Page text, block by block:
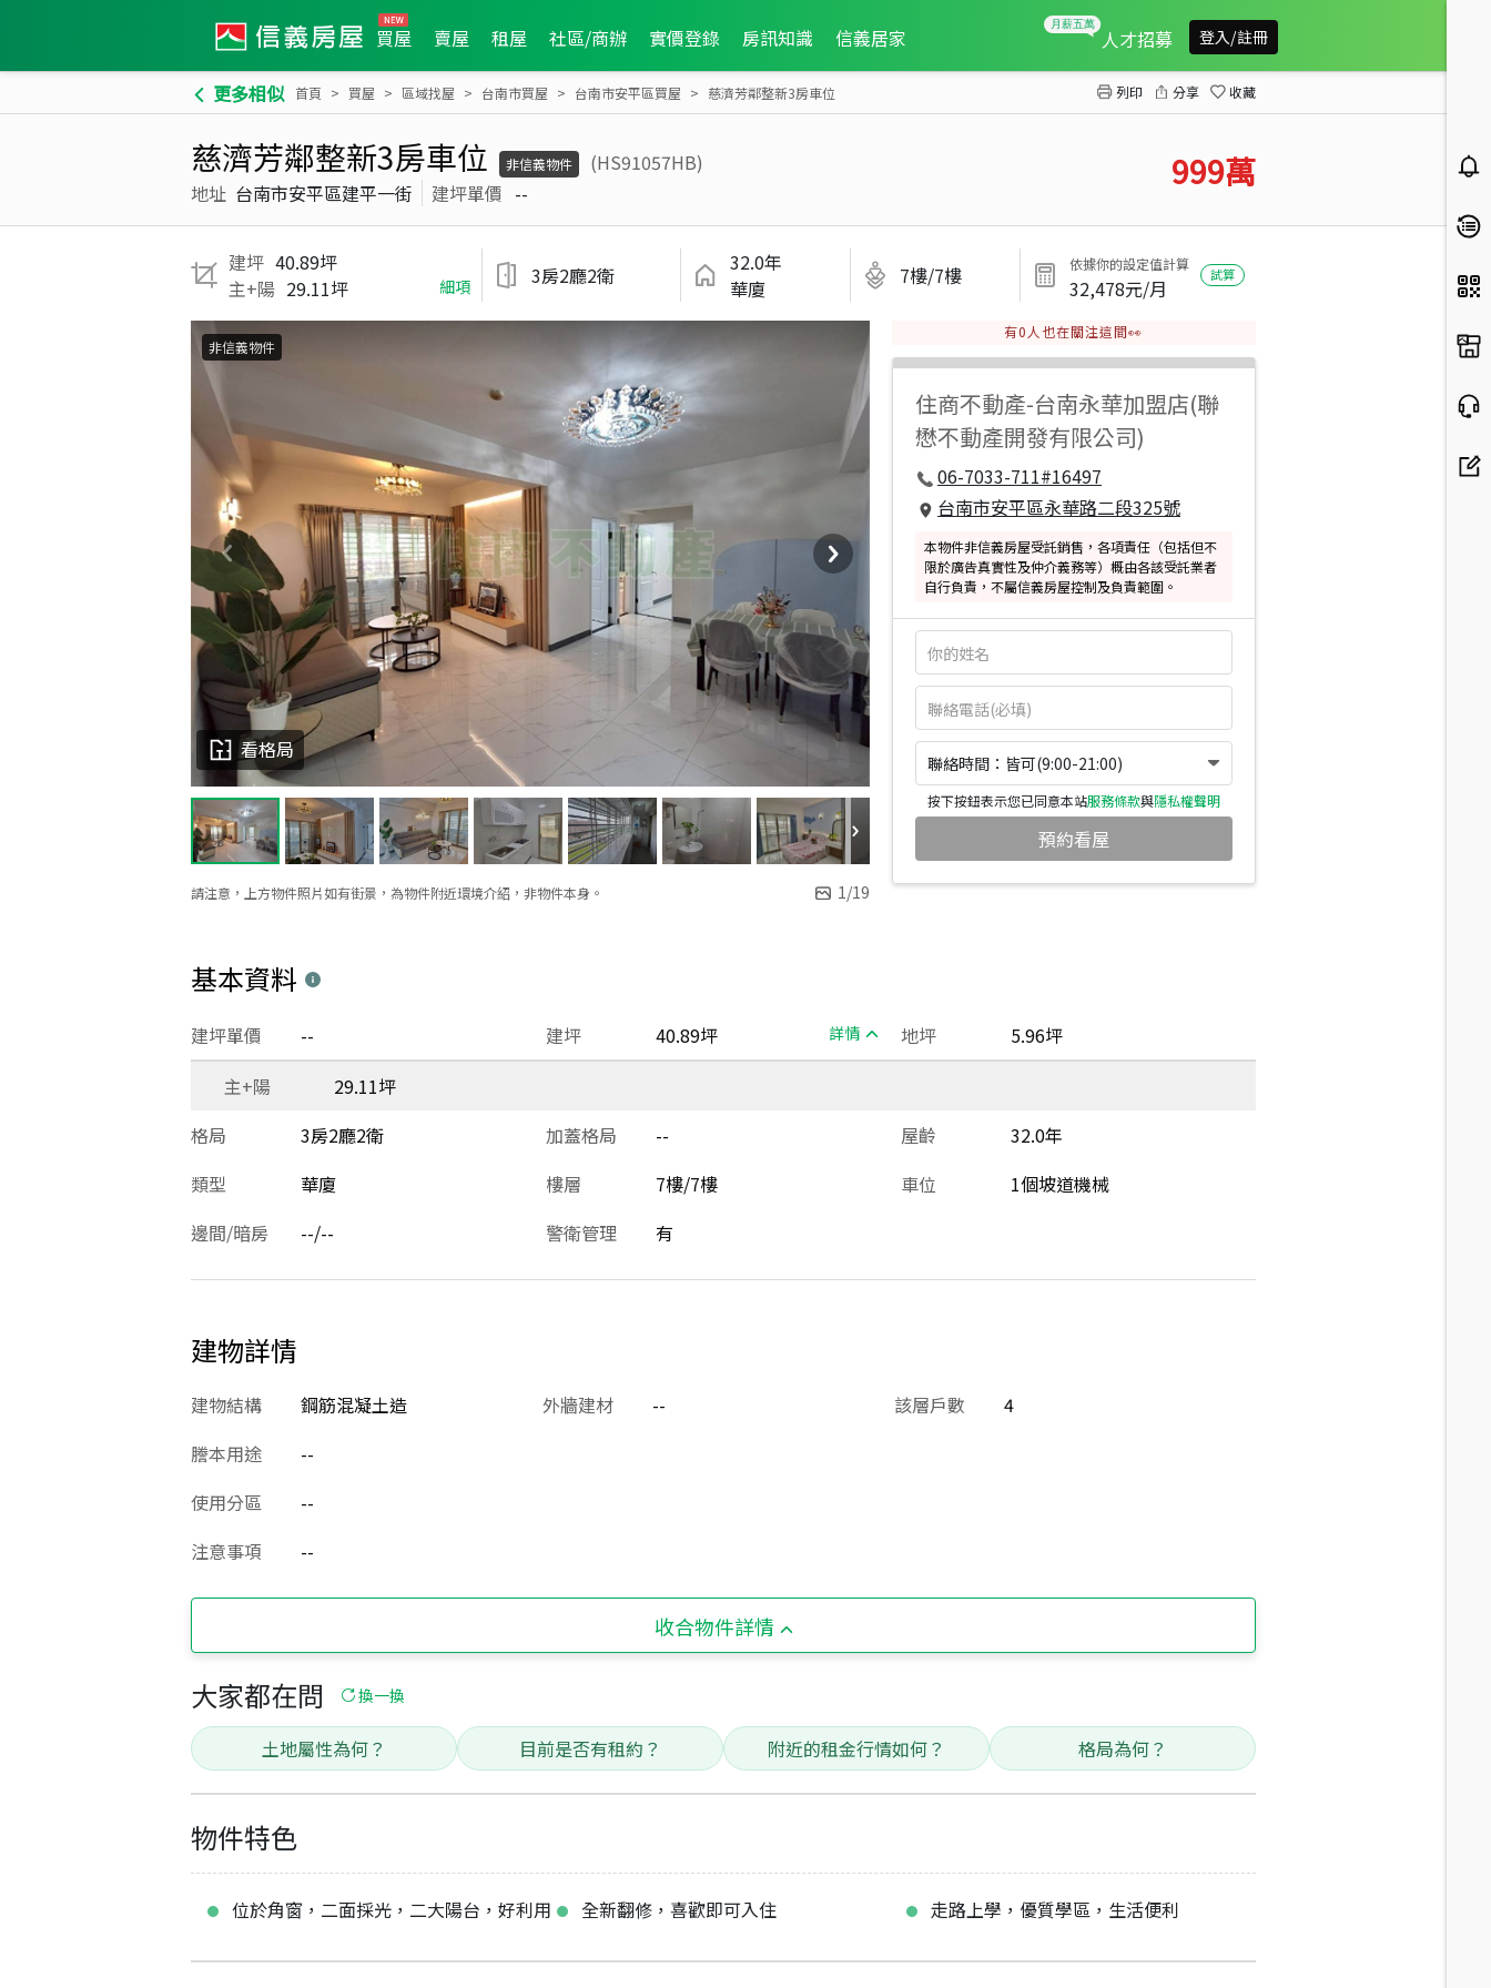
買屋 賣屋 租屋 社區/商辦 實價登錄 房訊知識 信義居家 人才招募 登入/註冊
更多相似 首頁 買屋 區域找屋 台南市買屋 台南市安平區買屋 慈濟芳鄰整新3房車位 列印 分享 收藏
慈濟芳鄰整新3房車位 非信義物件
(HS91057HB)
地址 台南市安平區建平一街 建坪單價 -- 999萬
建坪 40.89坪
主+陽 29.11坪 細項 3房2廳2衛
32.0年
華廈
7樓/7樓 依據你的設定值計算
32,478元/月
試算
請注意，上方物件照片如有街景，為物件附近環境介紹，非物件本身。 1/19
看格局
非信義物件
有0 人也在關注這間👀
住商不動產-台南永華加盟店(聯
懋不動產開發有限公司)
06-7033-711#16497
台南市安平區永華路二段325號
本物件非信義房屋受託銷售，各項責任（包括但不
限於廣告真實性及仲介義務等）概由各該受託業者
自行負責，不屬信義房屋控制及負責範圍。
聯絡時間：皆可(9:00-21:00)
按下按鈕表示您已同意本站服務條款與隱私權聲明
預約看屋
基本資料
建坪 40.89坪 詳情
建坪單價 -- 地坪
5.96坪
主+陽
29.11坪
格局
3房2廳2衛 加蓋格局 -- 屋齡
32.0年
類型
華廈 樓層 7樓/7樓 車位
1個坡道機械
邊間/暗房
--/-- 警衛管理 有
建物詳情
建物結構 鋼筋混凝土造 外牆建材 -- 該層戶數
4
謄本用途
--
使用分區
--
注意事項
--
收合物件詳情
大家都在問 換一換
土地屬性為何？ 目前是否有租約？ 附近的租金行情如何？ 格局為何？
物件特色
位於角窗，二面採光，二大陽台，好利用 全新翻修，喜歡即可入住 走路上學，優質學區，生活便利